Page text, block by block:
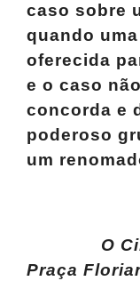
caso sobre
quando
oferecida
e o caso
concorda e
poderoso
um
O
Praça